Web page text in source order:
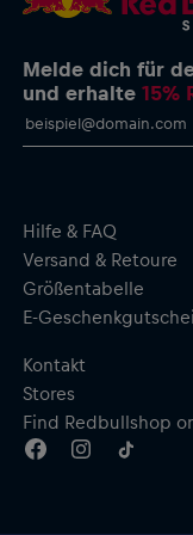
Seitlich
Weiche Beanie
Material: 100 %
Melde dich für
und erhalte15%
Hilfe & FAQ
Versand & Retoure
Größentabelle
E-
Kontakt
Stores
Find Redbullshop